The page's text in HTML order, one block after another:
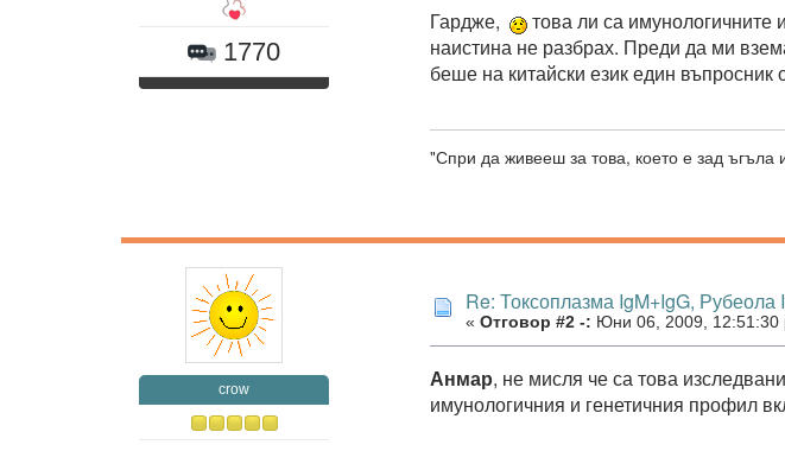
1770
Гардже,
това ли са имунологичните
наистина не разбрах. Преди да ми
беше на китайски език един въпросник
"Спри да живееш за това, което е зад
crow
Re: Токсоплазма IgM+IgG,
« Отговор #2 -: Юни 06, 2009, 12:51:30
Анмар, не мисля че са това
имунологичния и генетичния профил